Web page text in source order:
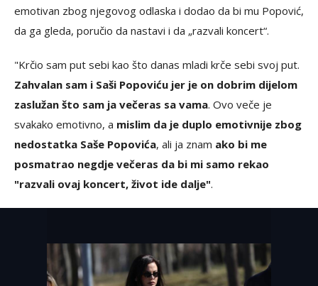
emotivan zbog njegovog odlaska i dodao da bi mu Popović,
da ga gleda, poručio da nastavi i da „razvali koncert“.
"Krčio sam put sebi kao što danas mladi krče sebi svoj put.
Zahvalan sam i Saši Popoviću jer je on dobrim dijelom
zaslužan što sam ja večeras sa vama. Ovo veče je
svakako emotivno, a mislim da je duplo emotivnije zbog
nedostatka Saše Popovića, ali ja znam ako bi me
posmatrao negdje večeras da bi mi samo rekao
"razvali ovaj koncert, život ide dalje".